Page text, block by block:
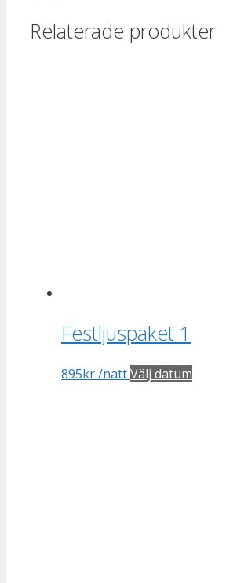
Relaterade produkter
Festljuspaket 1
895kr/nattVälj datum